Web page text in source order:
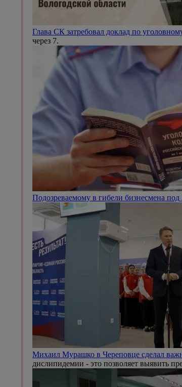
Глава СК затребовал доклад по
через 7.
Подозреваемому в гибели бизнесмена
Михаил Мурашко в Череповце сделал
дислипидемии - это позволяет выявить